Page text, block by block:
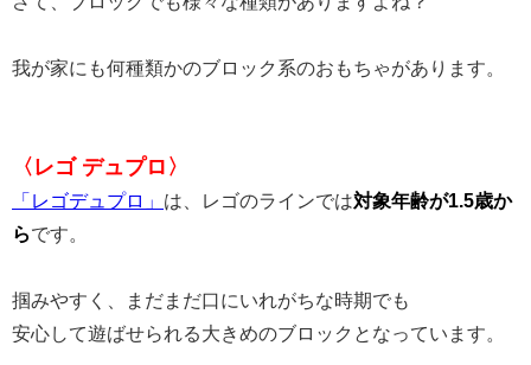
我が家にも何種類かのブロック系のおもちゃがあります。
〈レゴ デュプロ〉
「レゴデュプロ」 は、レゴのラインでは対象年齢が1.5歳か
らです。
掴みやすく、まだまだ口にいれがちな時期でも
安心して遊ばせられる大きめのブロックとなっています。